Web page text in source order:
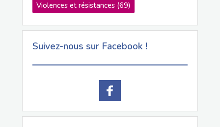
Violences et résistances(69)
Suivez-nous sur Facebook !